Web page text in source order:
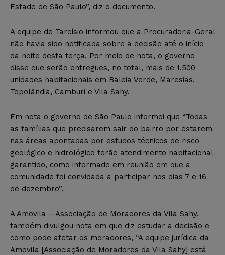
Estado de São Paulo”, diz o documento.
A equipe de Tarcísio informou que a Procuradoria-Geral
não havia sido notificada sobre a decisão até o início
da noite desta terça. Por meio de nota, o governo
disse que serão entregues, no total, mais de 1.500
unidades habitacionais em Baleia Verde, Maresias,
Topolândia, Camburi e Vila Sahy.
Em nota o governo de São Paulo informoi que “Todas
as famílias que precisarem sair do bairro por estarem
nas áreas apontadas por estudos técnicos de risco
geológico e hidrológico terão atendimento habitacional
garantido, como informado em reunião em que a
comunidade foi convidada a participar nos dias 7 e 16
de dezembro”.
A Amovila – Associação de Moradores da Vila Sahy,
também divulgou nota em que diz estudar a decisão e
como pode afetar os moradores, “A equipe jurídica da
Amovila [Associação de Moradores da Vila Sahy] está